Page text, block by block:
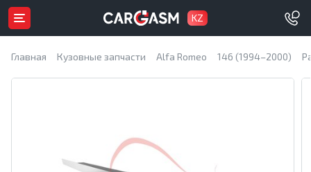
KZ
Главная Кузовные запчасти Alfa Romeo 146 (1994–2000)